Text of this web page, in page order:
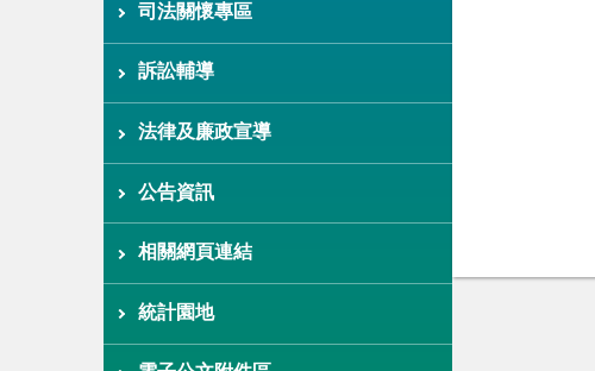
司法關懷專區
訴訟輔導
法律及廉政宣導
公告資訊
相關網頁連結
統計園地